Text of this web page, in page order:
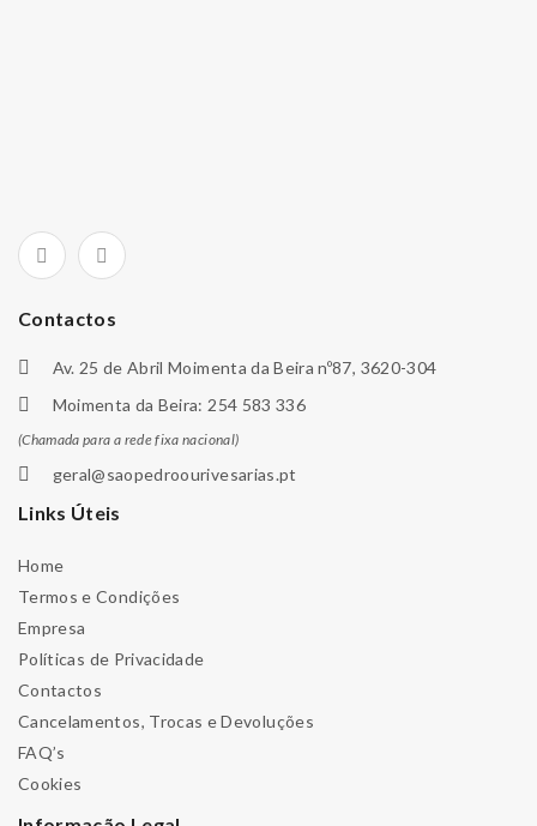
Contactos
Av. 25 de Abril Moimenta da Beira nº87, 3620-304
Moimenta da Beira: 254 583 336
(Chamada para a rede fixa nacional)
geral@saopedroourivesarias.pt
Links Úteis
Home
Termos e Condições
Empresa
Políticas de Privacidade
Contactos
Cancelamentos, Trocas e Devoluções
FAQ’s
Cookies